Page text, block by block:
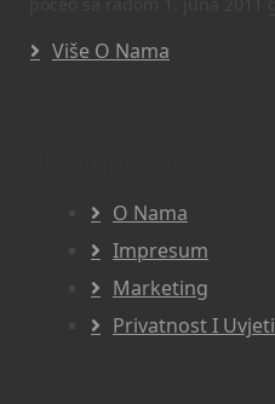
Više O Nama
O Nama
Impresum
Marketing
Privatnost I Uvjeti